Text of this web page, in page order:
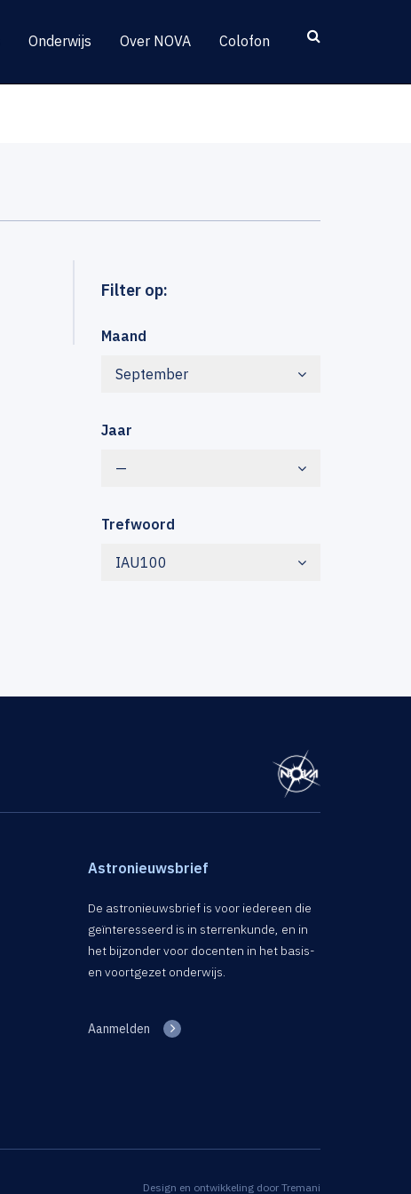
Onderwijs Over NOVA Colofon
Filter op:
Maand
September
Jaar
—
Trefwoord
IAU100
Astronieuwsbrief
De astronieuwsbrief is voor iedereen die
geïnteresseerd is in sterrenkunde, en in
het bijzonder voor docenten in het basis-
en voortgezet onderwijs.
Aanmelden
Design en ontwikkeling door Tremani